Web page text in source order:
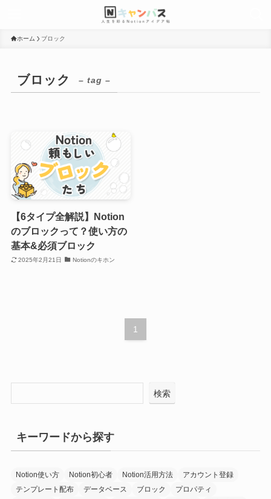
ホーム ブロック
ブロック – tag –
【6タイプ全解説】Notion
のブロックって？使い方の
基本&必須ブロック
2025年2月21日 Notionのキホン
1
検索
キーワードから探す
Notion使い方 Notion初心者 Notion活用方法
アカウント登録
テンプレート配布
データベース ブロック
プロパティ